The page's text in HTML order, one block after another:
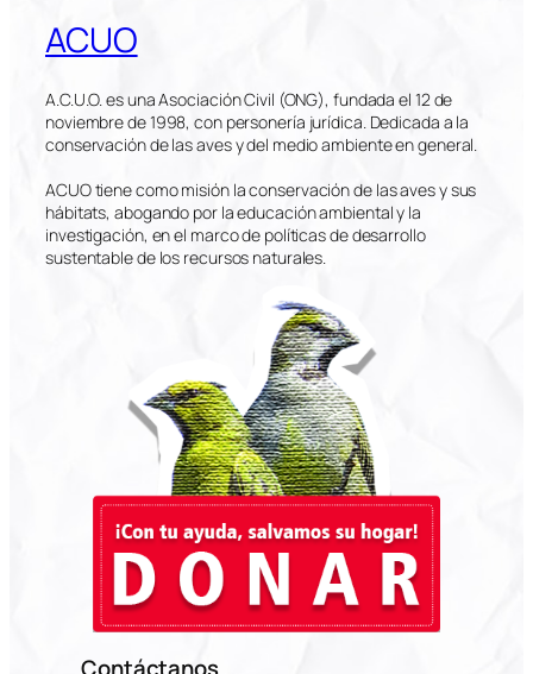
ACUO
A.C.U.O. es una Asociación Civil (ONG), fundada el 12 de
noviembre de 1998, con personería jurídica. Dedicada a la
conservación de las aves y del medio ambiente en general.
ACUO tiene como misión la conservación de las aves y sus
hábitats, abogando por la educación ambiental y la
investigación, en el marco de políticas de desarrollo
sustentable de los recursos naturales.